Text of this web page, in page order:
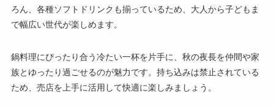
ろん、各種ソフトドリンクも揃っているため、大人から子どもま
で幅広い世代が楽しめます。
鍋料理にぴったり合う冷たい一杯を片手に、秋の夜長を仲間や家
族とゆったり過ごせるのが魅力です。持ち込みは禁止されている
ため、売店を上手に活用して快適に楽しみましょう。